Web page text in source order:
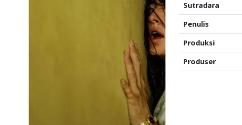
Sutradara
Penulis
Produksi
Produser